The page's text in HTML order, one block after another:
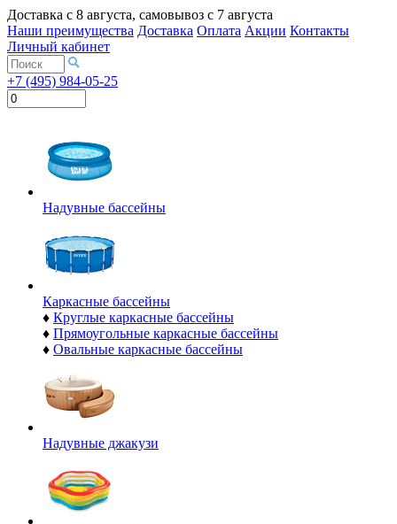
Доставка с 8 августа, самовывоз с 7 августа
Наши преимущества Доставка Оплата Акции Контакты
Личный кабинет
+7 (495) 984-05-25
Надувные бассейны
Каркасные бассейны
♦ Круглые каркасные бассейны
♦ Прямоугольные каркасные бассейны
♦ Овальные каркасные бассейны
Надувные джакузи